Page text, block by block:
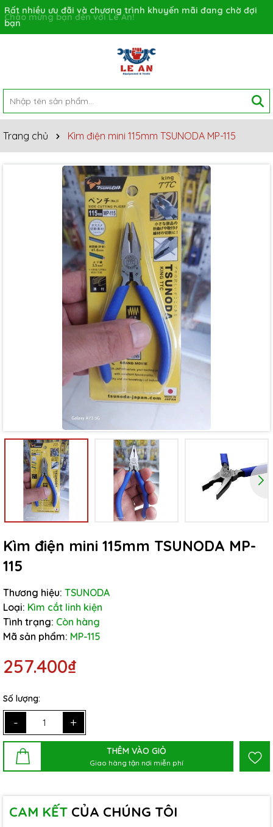
Rất nhiều ưu đãi và chương trình khuyến mãi đang chờ đợi
bạn
Trang chủ Kìm điện mini 115mm TSUNODA MP-115
Kìm điện mini 115mm TSUNODA MP-
115
Thương hiệu: TSUNODA
Loại: Kìm cắt linh kiện
Tình trạng: Còn hàng
Mã sản phẩm: MP-115
257.400₫
Số lượng:
- +
THÊM VÀO GIỎ
Giao hàng tận nơi miễn phí
CAM KẾT CỦA CHÚNG TÔI
Ngày hết hạn: